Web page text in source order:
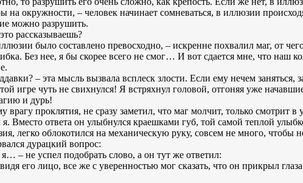
на окружности, – человек начинает сомневаться, в иллюзии
можно разрушить.
рассказываешь?
было составлено превосходно, – искренне похвалил маг, от
Без нее, я бы скорее всего не смог… И вот сдается мне, что наш
– эта мысль вызвала всплеск злости. Если ему нечем
игре чуть не свихнулся! Я встряхнул головой, отгоняя уже
и дурь!
врагу проклятия, не сразу заметил, что маг молчит, только смотрит в
Вместо ответа он улыбнулся краешками губ, той самой теплой
легко облокотился на механическую руку, совсем не много, чтобы
дурацкий вопрос:
– не успел подобрать слово, а он тут же ответил:
его лицо, все же с уверенностью мог сказать, что он прикрыл